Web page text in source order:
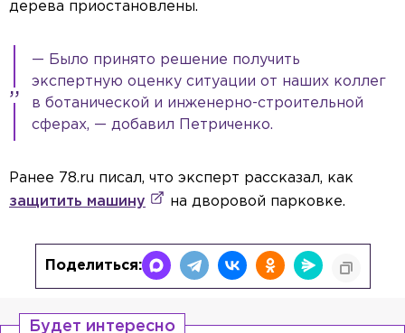
дерева приостановлены.
— Было принято решение получить
экспертную оценку ситуации от наших коллег
в ботанической и инженерно-строительной
сферах, — добавил Петриченко.
Ранее 78.ru писал, что эксперт рассказал, как
защитить машину
на дворовой парковке.
Поделиться:
Будет интересно